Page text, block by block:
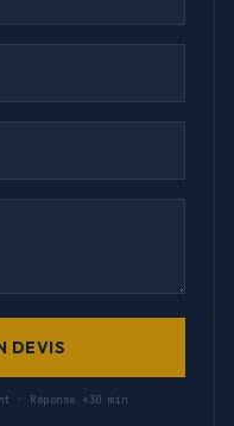
DEVIS
· Réponse <30 min